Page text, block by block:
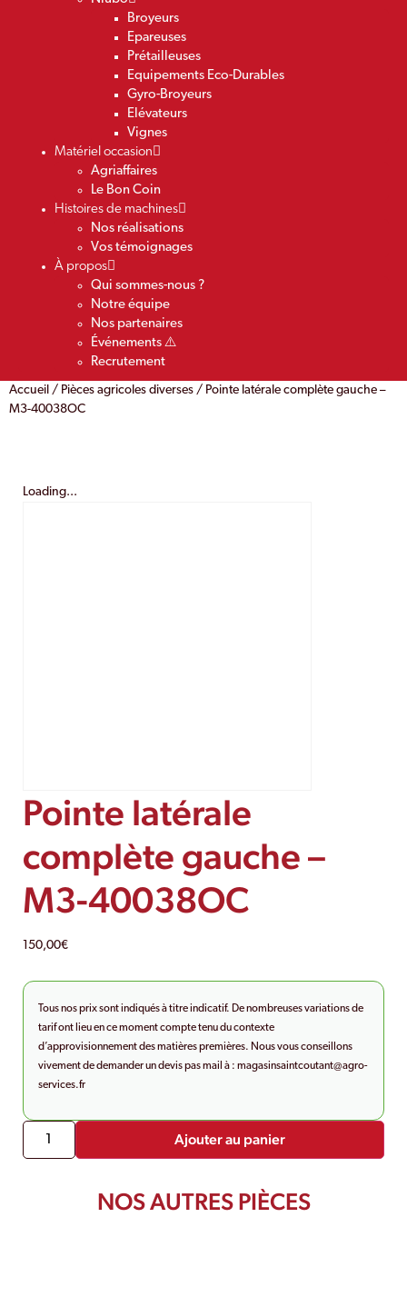
Broyeurs
Epareuses
Prétailleuses
Equipements Eco-Durables
Gyro-Broyeurs
Elévateurs
Vignes
Matériel occasion
Agriaffaires
Le Bon Coin
Histoires de machines
Nos réalisations
Vos témoignages
À propos
Qui sommes-nous ?
Notre équipe
Nos partenaires
Événements ⚠️
Recrutement
Accueil / Pièces agricoles diverses / Pointe latérale complète gauche –
M3-40038OC
Loading...
Pointe latérale
complète gauche –
M3-40038OC
150,00€
Tous nos prix sont indiqués à titre indicatif. De nombreuses variations de
tarif ont lieu en ce moment compte tenu du contexte
d’approvisionnement des matières premières. Nous vous conseillons
vivement de demander un devis pas mail à : magasinsaintcoutant@agro-
services.fr
Ajouter au panier
NOS AUTRES PIÈCES